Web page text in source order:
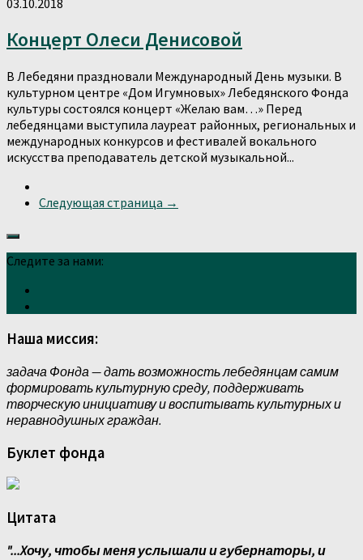
Концерт Олеси Денисовой
В Лебедяни праздновали Международный День музыки. В
культурном центре «Дом Игумновых» Лебедянского Фонда
культуры состоялся концерт «Желаю вам…» Перед
лебедянцами выступила лауреат районных, региональных и
международных конкурсов и фестивалей вокального
искусства преподаватель детской музыкальной...
Следующая страница →
Следите за нами:
Наша миссия:
задача Фонда — дать возможность лебедянцам самим
формировать культурную среду, поддерживать
творческую инициативу и воспитывать культурных и
неравнодушных граждан.
Буклет фонда
Цитата
"...Xочу, чтобы меня услышали и губернаторы, и